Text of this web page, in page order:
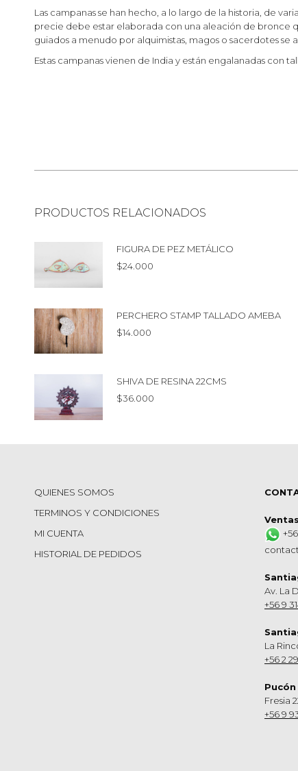
Las campanas se han hecho, a lo largo de la historia, de
precie debe estar elaborada con una aleación de bronce
guiados a menudo por alquimistas, magos o sacerdotes
Estas campanas vienen de India y están engalanadas con
PRODUCTOS RELACIONADOS
FIGURA DE PEZ METÁLICO
$24.000
PERCHERO STAMP TALLADO AMEBA
$14.000
SHIVA DE RESINA 22CMS
$36.000
QUIENES SOMOS
TERMINOS Y CONDICIONES
MI CUENTA
HISTORIAL DE PEDIDOS
Av. La
+56 9
La
+56 2
Pucón
Fresia
+56 9